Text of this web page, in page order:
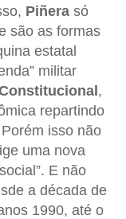
Piñera só
são as formas
estatal
militar
,
repartindo
isso não
uma nova
E não
a década de
1990, até o